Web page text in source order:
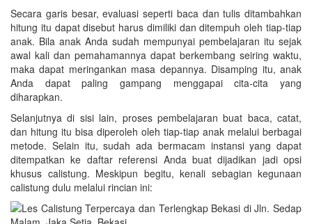
Secara garis besar, evaluasi seperti baca dan tulis ditambahkan
hitung itu dapat disebut harus dimiliki dan ditempuh oleh tiap-tiap
anak. Bila anak Anda sudah mempunyai pembelajaran itu sejak
awal kali dan pemahamannya dapat berkembang seiring waktu,
maka dapat meringankan masa depannya. Disamping itu, anak
Anda dapat paling gampang menggapai cita-cita yang
diharapkan.
Selanjutnya di sisi lain, proses pembelajaran buat baca, catat,
dan hitung itu bisa diperoleh oleh tiap-tiap anak melalui berbagai
metode. Selain itu, sudah ada bermacam instansi yang dapat
ditempatkan ke daftar referensi Anda buat dijadikan jadi opsi
khusus calistung. Meskipun begitu, kenali sebagian kegunaan
calistung dulu melalui rincian ini: